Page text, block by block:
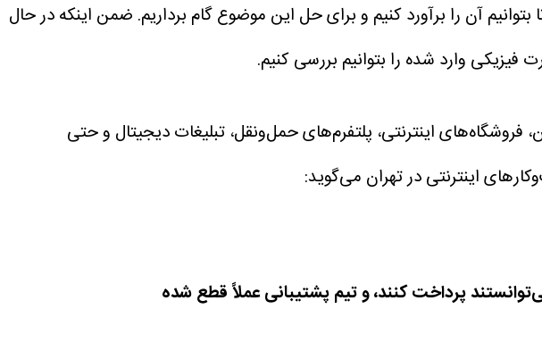
بتوانیم آن را برآورد کنیم و برای حل این موضوع گام برداریم. ضمن اینکه در حال
وارد شده را بتوانیم بررسی کنیم.
اینترنتی، پلتفرم‌های حمل‌ونقل، تبلیغات دیجیتال و حتی
اینترنتی در تهران می‌گوید:
پرداخت کنند، و تیم پشتیبانی عملاً قطع شده